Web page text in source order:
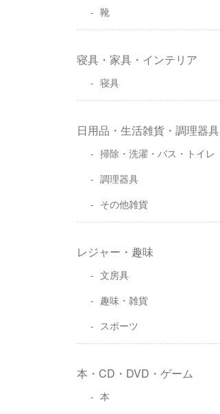
靴
寝具・家具・インテリア
寝具
日用品・生活雑貨・調理器具
掃除・洗濯・バス・トイレ
調理器具
その他雑貨
レジャー・趣味
文房具
趣味・雑貨
スポーツ
本・CD・DVD・ゲーム
本